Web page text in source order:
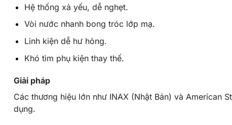
Hệ thống xả yếu, dễ nghẹt.
Vòi nước nhanh bong tróc lớp mạ.
Linh kiện dễ hư hỏng.
Khó tìm phụ kiện thay thế.
Giải pháp
Các thương hiệu lớn như INAX (Nhật Bản) và American
dụng.